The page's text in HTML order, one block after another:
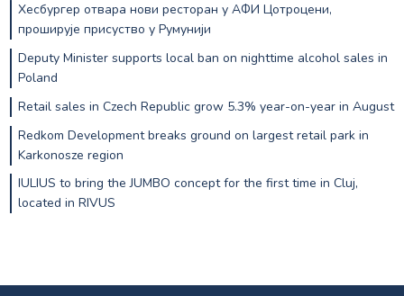
Хесбургер отвара нови ресторан у АФИ Цотроцени,
проширује присуство у Румунији
Deputy Minister supports local ban on nighttime alcohol sales in
Poland
Retail sales in Czech Republic grow 5.3% year-on-year in August
Redkom Development breaks ground on largest retail park in
Karkonosze region
IULIUS to bring the JUMBO concept for the first time in Cluj,
located in RIVUS